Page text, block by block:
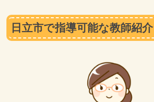
日立市で指導可能な教師紹介